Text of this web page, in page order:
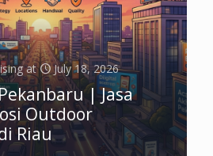
at July 18, 2026
| Jasa
Outdoor
Riau